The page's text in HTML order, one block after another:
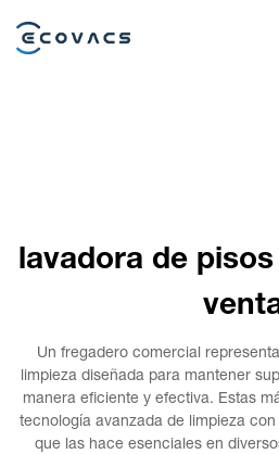
lavadora de
Un fregadero comercial
limpieza diseñada para mantener
manera eficiente y efectiva. Estas
tecnología avanzada de limpieza
que las hace esenciales en